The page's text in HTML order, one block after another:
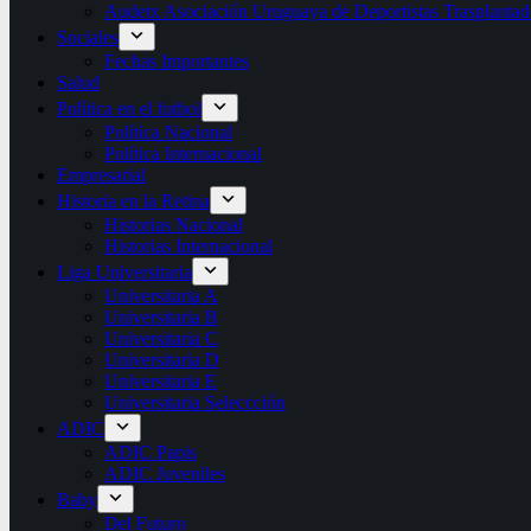
Audetx Asociación Uruguaya de Deportistas
Sociales
Fechas Importantes
Salud
Política en el futbol
Política Nacional
Política Internacional
Empresarial
Historia en la Retina
Historias Nacional
Historias Internacional
Liga Universitaria
Universitaria A
Universitaria B
Universitaria C
Universitaria D
Universitaria E
Universitaria Seleccción
ADIC
ADIC Papis
ADIC Juveniles
Baby
Del Futuro